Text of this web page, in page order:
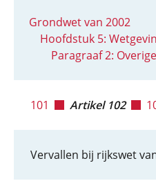
Grondwet van 2002
Hoofdstuk 5:
Paragraaf 2:
101 Artikel 102
Vervallen bij rijkswet